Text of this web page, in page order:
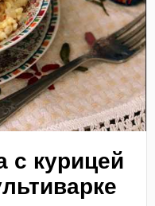
с курицей